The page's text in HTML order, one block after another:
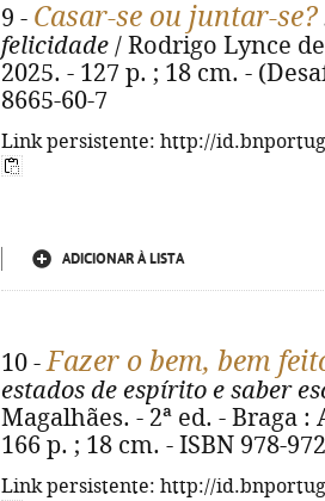
9 - Casar-se ou juntar-se?
felicidade / Rodrigo Lynce
2025. - 127 p. ; 18 cm. -
8665-60-7
Link persistente: http://
ADICIONAR À LISTA
10 -Fazer o bem, bem
estados de espírito e saber
Magalhães. - 2ª ed. - Braga
166 p. ; 18 cm. - ISBN 978-
Link persistente: http://